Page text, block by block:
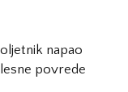
napao
povrede